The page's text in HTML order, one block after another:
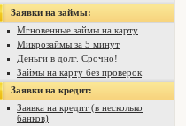
Заявки на займы:
Мгновенные займы на карту
Микрозаймы за 5 минут
Деньги в долг. Срочно!
Займы на карту без проверок
Заявки на кредит:
Заявка на кредит (в несколько
банков)